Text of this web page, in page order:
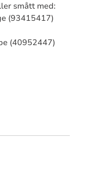
smått med:
(93415417)
(40952447)